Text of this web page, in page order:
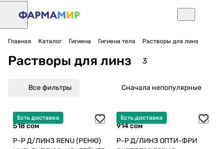
Главная Каталог Гигиена Гигиена тела Растворы для линз
Растворы для линз 3
Все фильтры Сначала непопулярные
Есть доставка
518 сом
Р-Р Д/ЛИНЗ RENU (РЕНЮ)
Есть доставка
914 сом
Р-Р Д/ЛИНЗ ОПТИ-ФРИ